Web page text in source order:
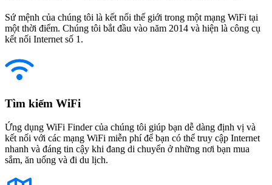
Sứ mệnh của chúng tôi là kết nối thế giới trong một mạng WiFi tại
một thời điểm. Chúng tôi bắt đầu vào năm 2014 và hiện là công cụ
kết nối Internet số 1.
Tìm kiếm WiFi
Ứng dụng WiFi Finder của chúng tôi giúp bạn dễ dàng định vị và
kết nối với các mạng WiFi miễn phí để bạn có thể truy cập Internet
nhanh và đáng tin cậy khi đang di chuyển ở những nơi bạn mua
sắm, ăn uống và đi du lịch.